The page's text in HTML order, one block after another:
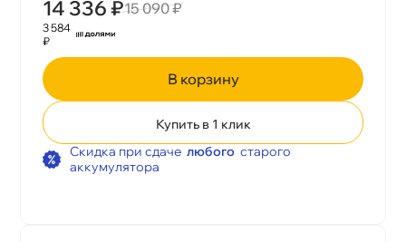
14 336 ₽15 090 ₽
3 584
₽
корзину
Купить в 1 клик
Скидка при сдаче любого старого
аккумулятора